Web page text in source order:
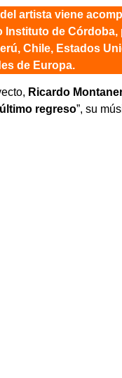
artista viene
Instituto de Córdoba,
Chile, Estados
de Europa.
Ricardo
regreso”, su